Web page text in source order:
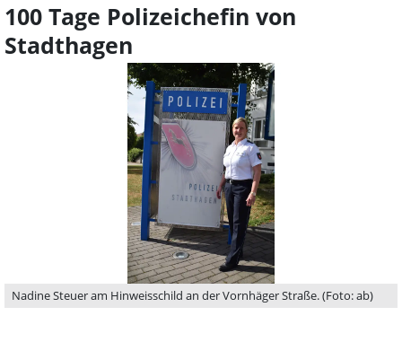
100 Tage Polizeichefin von
Stadthagen
Nadine Steuer am Hinweisschild an der Vornhäger Straße. (Foto: ab)